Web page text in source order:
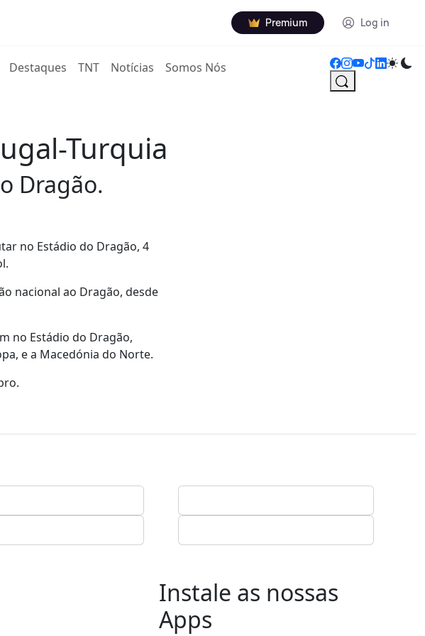
Premium Log in
Destaques TNT Notícias Somos Nós
Turquia
Dragão.
no Estádio do Dragão, 4
nacional ao Dragão, desde
no Estádio do Dragão,
e a Macedónia do Norte.
Instale as nossas
Apps